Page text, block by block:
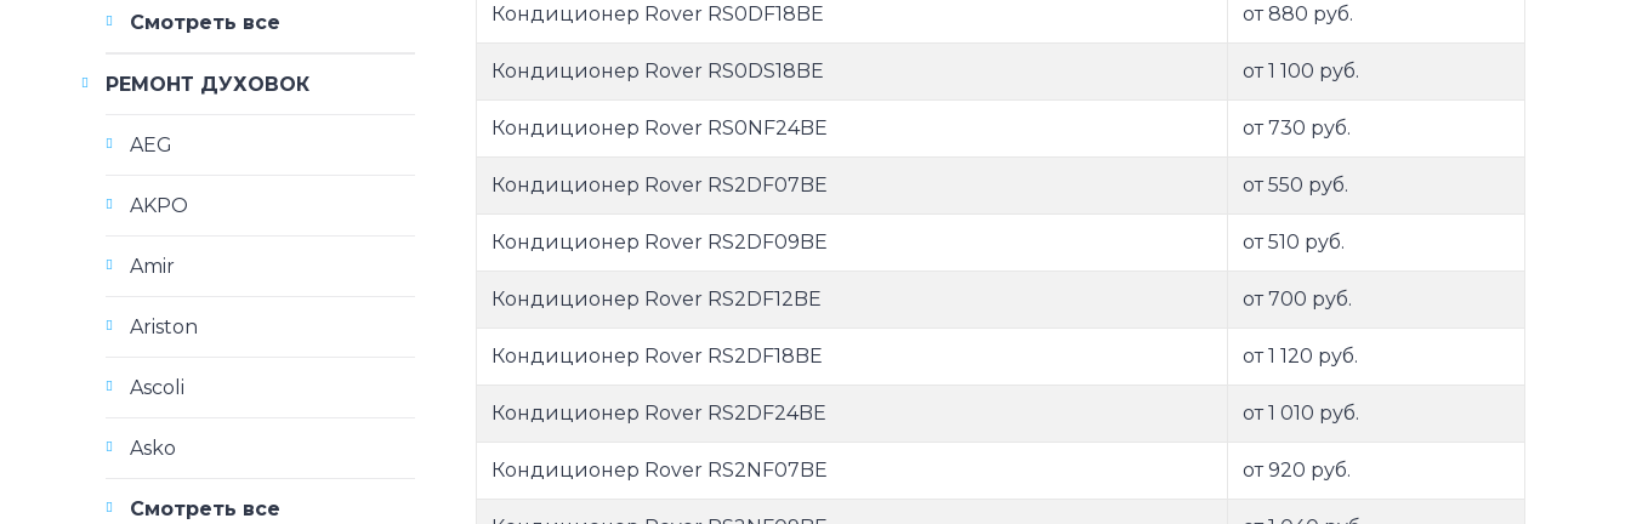
Кондиционер Rover RS0DF18BE от 880 руб.
Кондиционер Rover RS0DS18BE от 1 100 руб.
Кондиционер Rover RS0NF24BE от 730 руб.
Кондиционер Rover RS2DF07BE от 550 руб.
Кондиционер Rover RS2DF09BE от 510 руб.
Кондиционер Rover RS2DF12BE от 700 руб.
Кондиционер Rover RS2DF18BE от 1 120 руб.
Кондиционер Rover RS2DF24BE от 1 010 руб.
Кондиционер Rover RS2NF07BE от 920 руб.
Смотреть все
РЕМОНТ ДУХОВОК
AEG
AKPO
Amir
Ariston
Ascoli
Asko
Смотреть все